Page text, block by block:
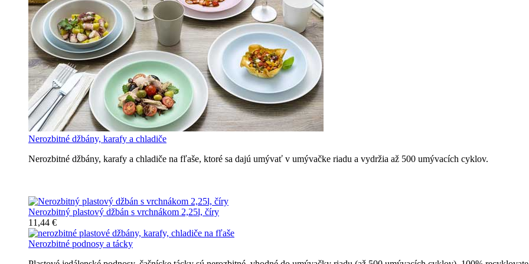
Nerozbitné džbány, karafy a chladiče
Nerozbitné džbány, karafy a chladiče na fľaše, ktoré sa dajú umývať v umývačke riadu a vydržia až 500 umývacích cyklov.
Nerozbitný plastový džbán s vrchnákom 2,25l, číry
11,44 €
Nerozbitné podnosy a tácky